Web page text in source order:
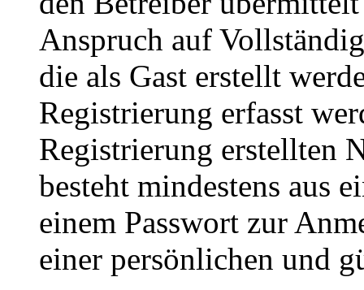
Anspruch auf
die als Gast erstellt
Registrierung erfasst
Registrierung erstellten
besteht mindestens aus
einem Passwort zur
einer persönlichen und